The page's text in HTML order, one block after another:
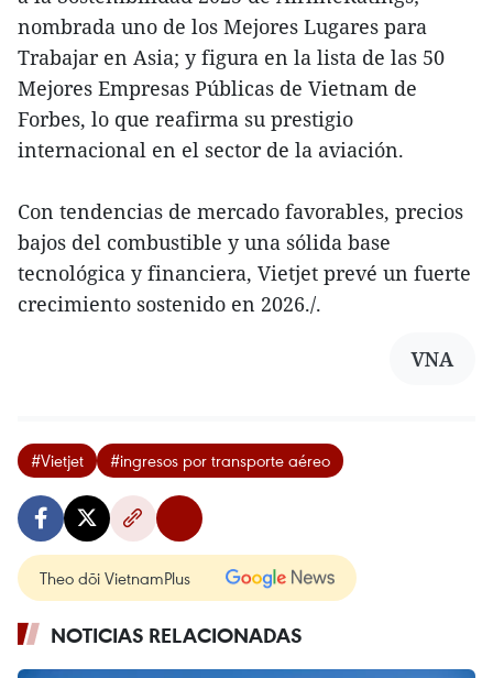
nombrada uno de los Mejores Lugares para
Trabajar en Asia; y figura en la lista de las 50
Mejores Empresas Públicas de Vietnam de
Forbes, lo que reafirma su prestigio
internacional en el sector de la aviación.
Con tendencias de mercado favorables, precios
bajos del combustible y una sólida base
tecnológica y financiera, Vietjet prevé un fuerte
crecimiento sostenido en 2026./.
VNA
#Vietjet #ingresos por transporte aéreo
Theo dõi VietnamPlus
NOTICIAS RELACIONADAS